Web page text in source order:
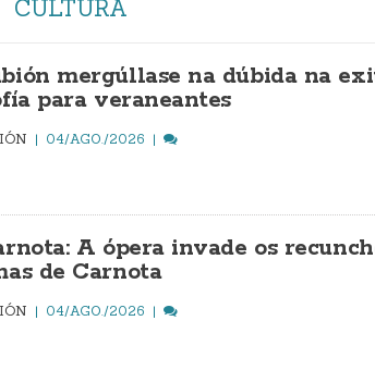
CULTURA
mergúllase na dúbida na
para veraneantes
04/AGO./2026
A ópera invade os
de Carnota
04/AGO./2026